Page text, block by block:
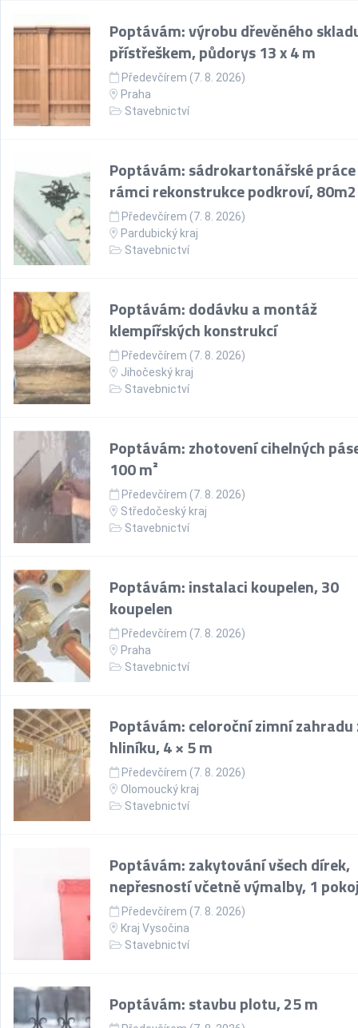
Poptávám: výrobu dřevěného
přístřeškem, půdorys 13 x 4 m
Předevčírem (7. 8. 2026)
Praha
Stavebnictví
Poptávám: sádrokartonářské
rámci rekonstrukce podkroví, 80m2
Předevčírem (7. 8. 2026)
Pardubický kraj
Stavebnictví
Poptávám: dodávku a montáž
klempířských konstrukcí
Předevčírem (7. 8. 2026)
Jihočeský kraj
Stavebnictví
Poptávám: zhotovení cihelných
100 m²
Předevčírem (7. 8. 2026)
Středočeský kraj
Stavebnictví
Poptávám: instalaci koupelen, 30
koupelen
Předevčírem (7. 8. 2026)
Praha
Stavebnictví
Poptávám: celoroční zimní zahradu
hliníku, 4 × 5 m
Předevčírem (7. 8. 2026)
Olomoucký kraj
Stavebnictví
Poptávám: zakytování všech dírek,
nepřesností včetně výmalby, 1
Předevčírem (7. 8. 2026)
Kraj Vysočina
Stavebnictví
Poptávám: stavbu plotu, 25 m